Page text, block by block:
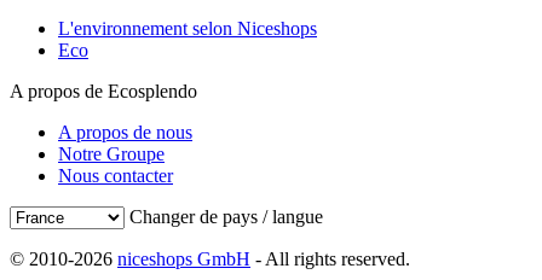
L'environnement selon Niceshops
Eco
A propos de Ecosplendo
A propos de nous
Notre Groupe
Nous contacter
Changer de pays / langue
© 2010-2026 niceshops GmbH - All rights reserved.